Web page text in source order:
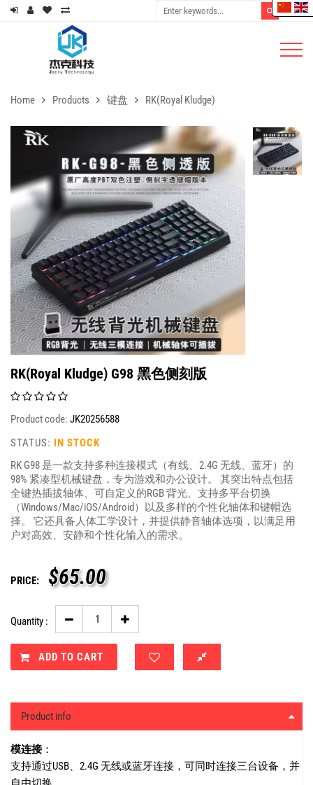
Home Products 键盘 RK(Royal Kludge)
RK(Royal Kludge) G98 黑色侧刻版
Product code: JK20256588
STATUS: IN STOCK
RK G98 是一款支持多种连接模式（有线、2.4G 无线、蓝牙）的
98% 紧凑型机械键盘，专为游戏和办公设计。 其突出特点包括
全键热插拔轴体、可自定义的RGB 背光、支持多平台切换
（Windows/Mac/iOS/Android）以及多样的个性化轴体和键帽选
择。 它还具备人体工学设计，并提供静音轴体选项，以满足用
户对高效、安静和个性化输入的需求。
PRICE: $65.00
Quantity :
ADD TO CART
Product info
模连接：
支持通过USB、2.4G 无线或蓝牙连接，可同时连接三台设备，并